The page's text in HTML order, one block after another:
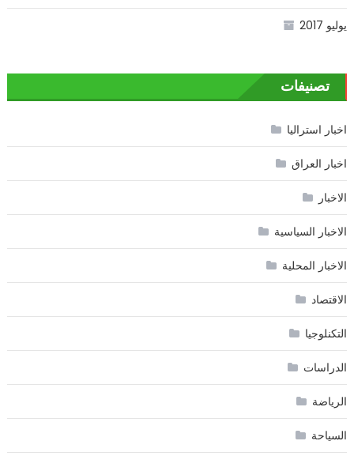
يوليو 2017
تصنيفات
اخبار استراليا
اخبار العراق
الاخبار
الاخبار السياسية
الاخبار المحلية
الاقتصاد
التكنلوجيا
الدراسات
الرياضة
السياحة